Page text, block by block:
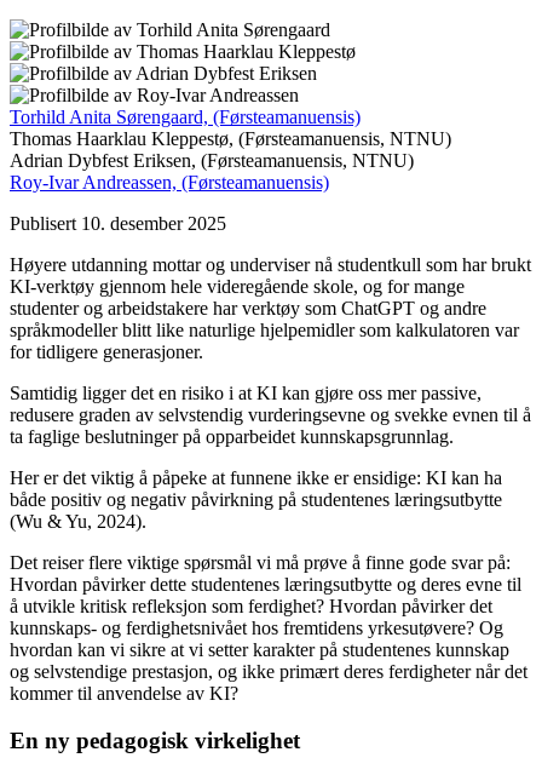
Torhild Anita Sørengaard, (Førsteamanuensis)
Thomas Haarklau Kleppestø, (Førsteamanuensis, NTNU)
Adrian Dybfest Eriksen, (Førsteamanuensis, NTNU)
Roy-Ivar Andreassen, (Førsteamanuensis)
Publisert 10. desember 2025
Høyere utdanning mottar og underviser nå studentkull som har brukt
KI-verktøy gjennom hele videregående skole, og for mange
studenter og arbeidstakere har verktøy som ChatGPT og andre
språkmodeller blitt like naturlige hjelpemidler som kalkulatoren var
for tidligere generasjoner.
Samtidig ligger det en risiko i at KI kan gjøre oss mer passive,
redusere graden av selvstendig vurderingsevne og svekke evnen til å
ta faglige beslutninger på opparbeidet kunnskapsgrunnlag.
Her er det viktig å påpeke at funnene ikke er ensidige: KI kan ha
både positiv og negativ påvirkning på studentenes læringsutbytte
(Wu & Yu, 2024).
Det reiser flere viktige spørsmål vi må prøve å finne gode svar på:
Hvordan påvirker dette studentenes læringsutbytte og deres evne til
å utvikle kritisk refleksjon som ferdighet? Hvordan påvirker det
kunnskaps- og ferdighetsnivået hos fremtidens yrkesutøvere? Og
hvordan kan vi sikre at vi setter karakter på studentenes kunnskap
og selvstendige prestasjon, og ikke primært deres ferdigheter når det
kommer til anvendelse av KI?
En ny pedagogisk virkelighet